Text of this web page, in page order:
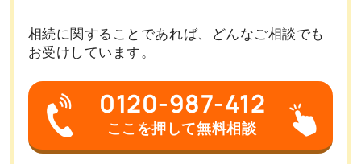
相続に関することであれば、どんなご相談でも
お受けしています。
0120-987-412
ここを押して無料相談